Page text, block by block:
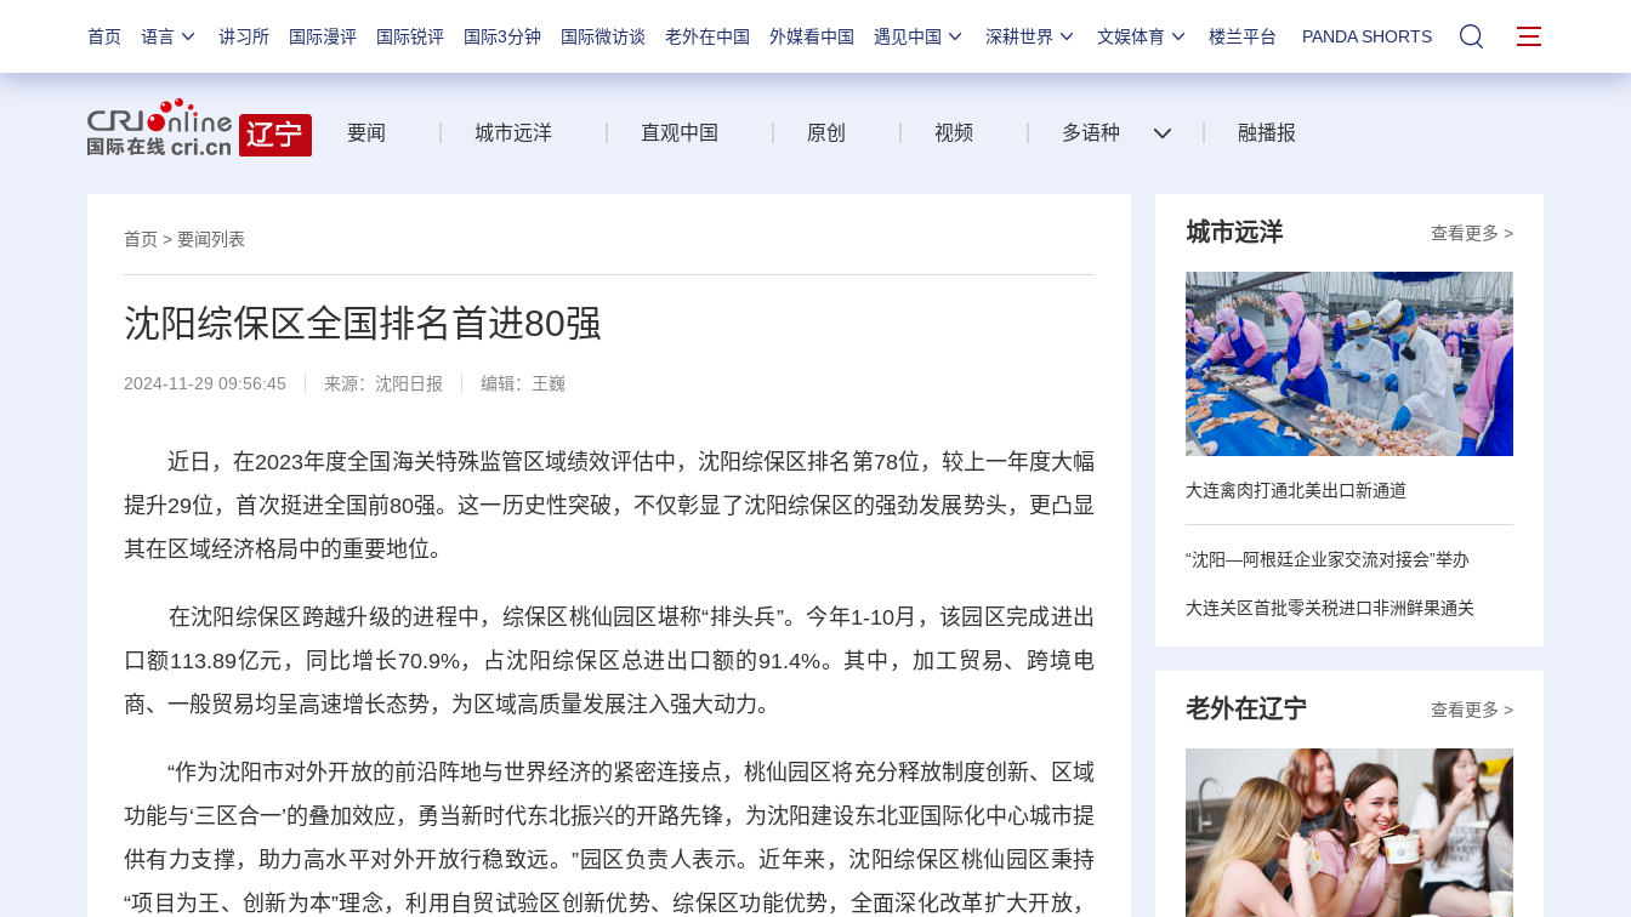
首页 语言 讲习所 国际漫评 国际锐评 国际3分钟 国际微访谈 老外在中国 外媒看中国 遇见中国 深耕世界 文娱体育 楼兰平台 PANDA SHORTS 站内搜索
要闻 城市远洋 直观中国 原创 视频 多语种 融播报
首页 > 要闻列表
沈阳综保区全国排名首进80强
2024-11-29 09:56:45 来源： 沈阳日报 编辑：王巍
近日，在2023年度全国海关特殊监管区域绩效评估中，沈阳综保区排名第78位，较上一年度大幅
提升29位，首次挺进全国前80强。这一历史性突破，不仅彰显了沈阳综保区的强劲发展势头，更凸显
其在区域经济格局中的重要地位。
在沈阳综保区跨越升级的进程中，综保区桃仙园区堪称“排头兵”。今年1-10月，该园区完成进出
口额113.89亿元，同比增长70.9%，占沈阳综保区总进出口额的91.4%。其中，加工贸易、跨境电
商、一般贸易均呈高速增长态势，为区域高质量发展注入强大动力。
“作为沈阳市对外开放的前沿阵地与世界经济的紧密连接点，桃仙园区将充分释放制度创新、区域
功能与‘三区合一’的叠加效应，勇当新时代东北振兴的开路先锋，为沈阳建设东北亚国际化中心城市提
供有力支撑，助力高水平对外开放行稳致远。”园区负责人表示。近年来，沈阳综保区桃仙园区秉持
“项目为王、创新为本”理念，利用自贸试验区创新优势、综保区功能优势，全面深化改革扩大开放，
查看更多 >
城市远洋
大连禽肉打通北美出口新通道
“沈阳—阿根廷企业家交流对接会”举办
大连关区首批零关税进口非洲鲜果通关
查看更多 >
老外在辽宁